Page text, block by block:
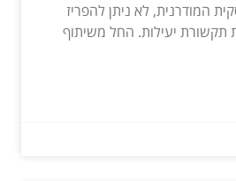
המודרנית, לא ניתן להפריז
תקשורת יעילות. החל משיתוף